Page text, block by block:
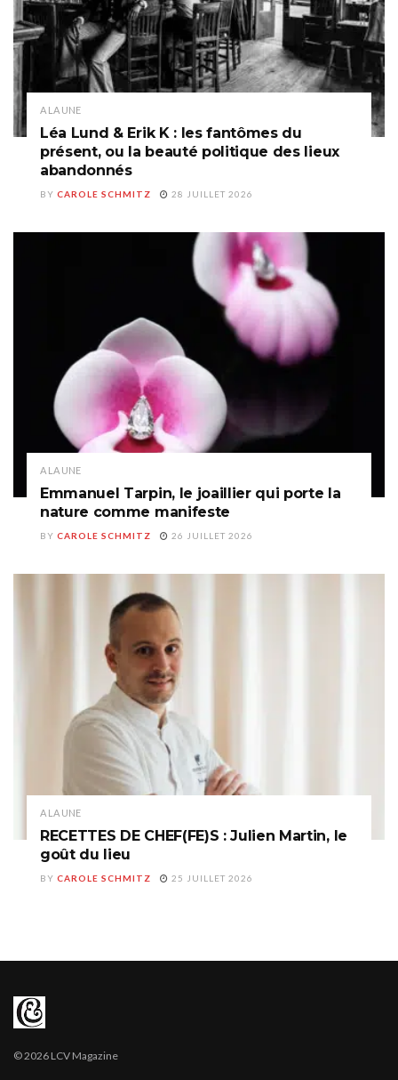
A LA UNE
Léa Lund & Erik K : les fantômes du
présent, ou la beauté politique des lieux
abandonnés
BY CAROLE SCHMITZ 28 JUILLET 2026
A LA UNE
Emmanuel Tarpin, le joaillier qui porte la
nature comme manifeste
BY CAROLE SCHMITZ 26 JUILLET 2026
A LA UNE
RECETTES DE CHEF(FE)S : Julien Martin, le
goût du lieu
BY CAROLE SCHMITZ 25 JUILLET 2026
© 2026 LCV Magazine